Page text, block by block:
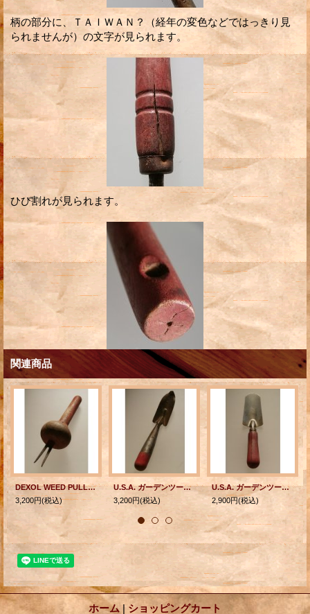
柄の部分に、ＴＡＩＷＡＮ？（経年の変色などではっきり見
られませんが）の文字が見られます。
ひび割れが見られます。
関連商品
DEXOL WEED PULLER 草抜き器/雑草抜き
3,200円(税込)
U.S.A. ガーデンツール ハンドスコップ（アイアン＋ウッド）
3,200円(税込)
U.S.A. ガーデンツール ハンドスコップ（ハンドル：ウッド）
2,900円(税込)
ホーム | ショッピングカート